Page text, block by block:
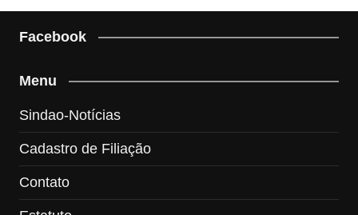
Facebook
Menu
Sindao-Notícias
Cadastro de Filiação
Contato